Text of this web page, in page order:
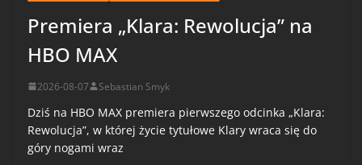
Premiera „Klara: Rewolucja” na
HBO MAX
2026-08-07 Sebastian Smyk
Dziś na HBO MAX premiera pierwszego odcinka „Klara:
Rewolucja”, w której życie tytułowe Klary wraca się do
góry nogami wraz